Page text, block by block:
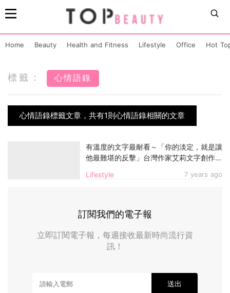
Home Beauty Health and Fitness Lifestyle Office Hot
標籤： 心情語錄
心情語錄標籤文章，共有1則心情語錄相關的文章
Lifestyle 7 years ago
有溫度的文字最耐看～「你的淡定，就是讓
他最難堪的反擊」台灣作家艾莉文字創作，
訂閱我們的電子報
立即訂閱電子報，每週接收最新時尚流行資
訊！
送出